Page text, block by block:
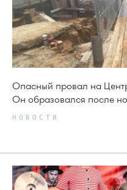
Опасный провал на
Он образовался после
НОВОСТИ